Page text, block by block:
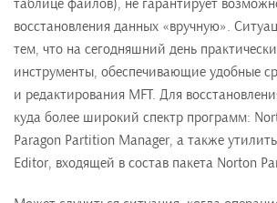
таблице файлов), не гарантирует
восстановления данных «вручную».
тем, что на сегодняшний день
инструменты, обеспечивающие удобные
и редактирования MFT. Для
куда более широкий спектр программ:
Paragon Partition Manager, а также
Editor, входящей в состав пакета Norton